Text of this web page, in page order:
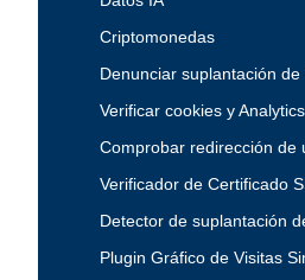
Criptomonedas
Denunciar suplantación de
Verificar cookies y
Comprobar redirección de
Verificador de Certificado
Detector de suplantación
Plugin Gráfico de Visitas